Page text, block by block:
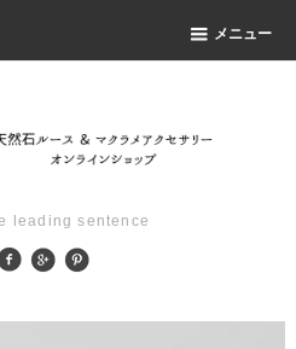
メニュー
leading sentence